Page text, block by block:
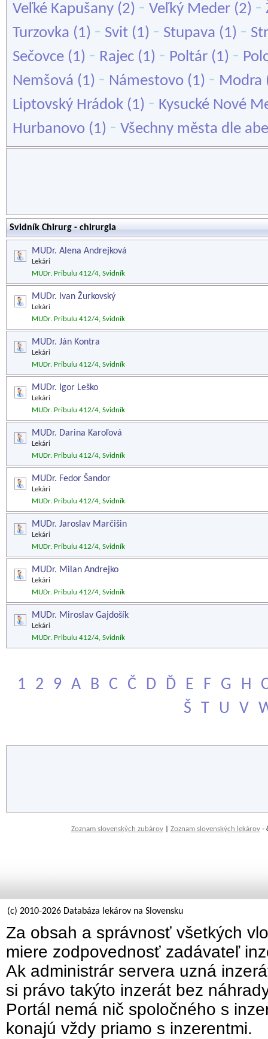
Veľké Kapušany (2) - Veľký Meder (2) -
Turzovka (1) - Svit (1) - Stupava (1) -
Sečovce (1) - Rajec (1) - Poltár (1) -
Nemšová (1) - Námestovo (1) - Modra
Liptovský Hrádok (1) - Kysucké Nové
Hurbanovo (1) - Všechny města dle
Svidník Chirurg - chirurgia
MUDr. Alena Andrejková
Lekári
MUDr. Pribulu 412/4, Svidník
MUDr. Ivan Žurkovský
Lekári
MUDr. Pribulu 412/4, Svidník
MUDr. Ján Kontra
Lekári
MUDr. Pribulu 412/4, Svidník
MUDr. Igor Leško
Lekári
MUDr. Pribulu 412/4, Svidník
MUDr. Darina Karoľová
Lekári
MUDr. Pribulu 412/4, Svidník
MUDr. Fedor Šandor
Lekári
MUDr. Pribulu 412/4, Svidník
MUDr. Jaroslav Marčišin
Lekári
MUDr. Pribulu 412/4, Svidník
MUDr. Milan Andrejko
Lekári
MUDr. Pribulu 412/4, Svidník
MUDr. Miroslav Gajdošík
Lekári
MUDr. Pribulu 412/4, Svidník
1 2 9 A B C Č D Ď E F G H
Š
T U V
Zoznam slovenských zubárov| Zoznam slovenských lekárov-
(c) 2010-2026 Databáza lekárov na Slovensku
Za obsah a správnosť všetkých
miere zodpovednosť zadávateľ
Ak administrár servera uzná
si právo takýto inzerát bez
Portál nemá nič spoločného s
konajú vždy priamo s inzerentmi.